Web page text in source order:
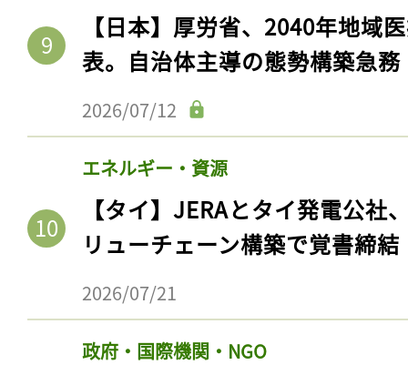
【日本】厚労省、2040年地域
表。自治体主導の態勢構築急務
2026/07/12
エネルギー・資源
【タイ】JERAとタイ発電公社
リューチェーン構築で覚書締結
2026/07/21
政府・国際機関・NGO
ログイン
会員登録